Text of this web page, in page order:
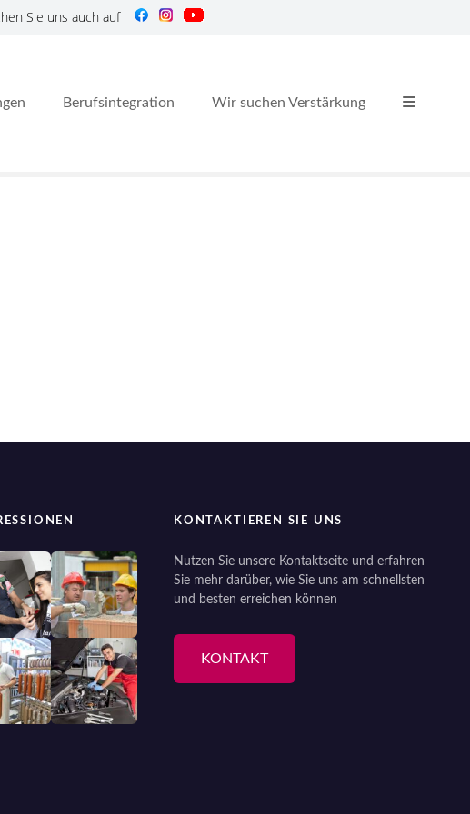
Sie uns auch auf
Berufsintegration Wir suchen Verstärkung
KONTAKTIEREN SIE UNS
Nutzen Sie unsere Kontaktseite und erfahren
Sie mehr darüber, wie Sie uns am schnellsten
und besten erreichen können
KONTAKT